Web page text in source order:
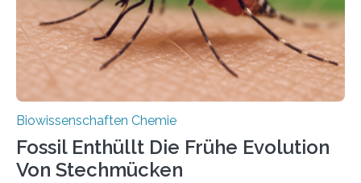
mit scheibenförmiger Gestalt. Was auffällig ist: Die
nächsten…
Biowissenschaften Chemie
Fossil Enthüllt Die Frühe Evolution
Von Stechmücken